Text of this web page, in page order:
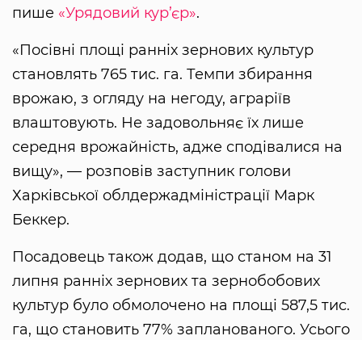
пише «Урядовий кур’єр».
«Посівні площі ранніх зернових культур
становлять 765 тис. га. Темпи збирання
врожаю, з огляду на негоду, аграріїв
влаштовують. Не задовольняє їх лише
середня врожайність, адже сподівалися на
вищу», — розповів заступник голови
Харківської облдержадміністрації Марк
Беккер.
Посадовець також додав, що станом на 31
липня ранніх зернових та зернобобових
культур було обмолочено на площі 587,5 тис.
га, що становить 77% запланованого. Усього